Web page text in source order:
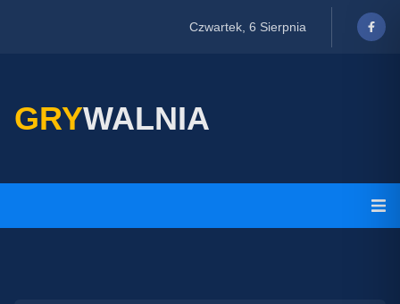
Czwartek, 6 Sierpnia
GRYWALNIA